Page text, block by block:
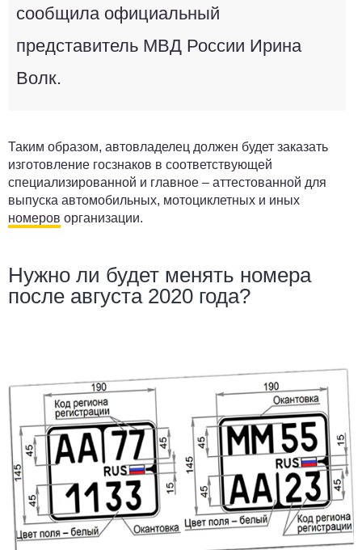
сообщила официальный
представитель МВД России Ирина
Волк.
Таким образом, автовладелец должен будет заказать
изготовление госзнаков в соответствующей
специализированной и главное – аттестованной для
выпуска автомобильных, мотоциклетных и иных
номеров организации.
Нужно ли будет менять номера
после августа 2020 года?